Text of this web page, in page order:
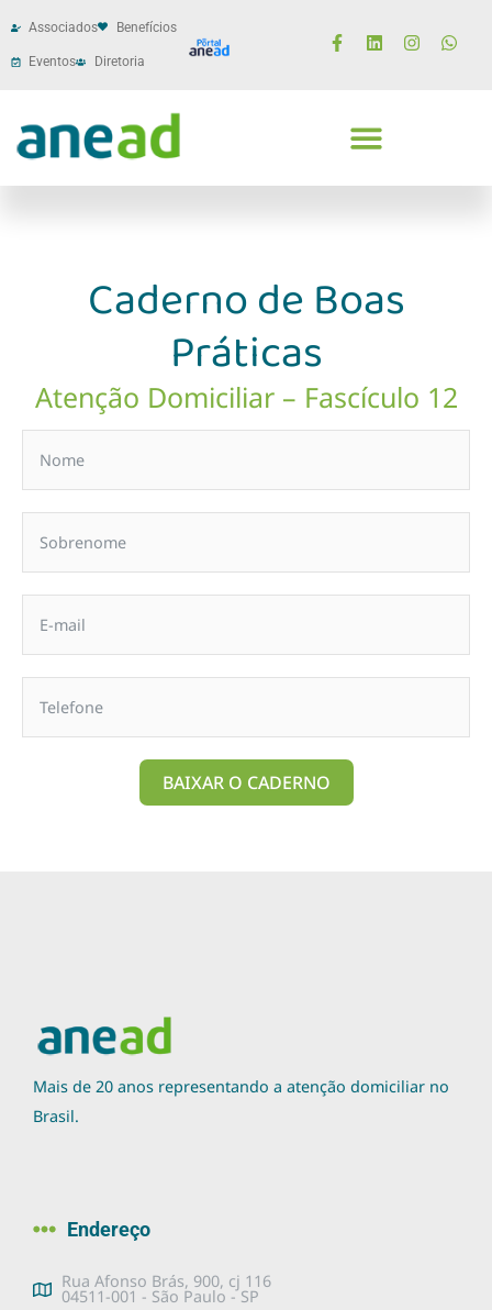
Associados Benefícios
Eventos Diretoria
Caderno de Boas
Práticas
Atenção Domiciliar – Fascículo 12
BAIXAR O CADERNO
Mais de 20 anos representando a atenção domiciliar no
Brasil.
Endereço
Rua Afonso Brás, 900, cj 116
04511-001 - São Paulo - SP